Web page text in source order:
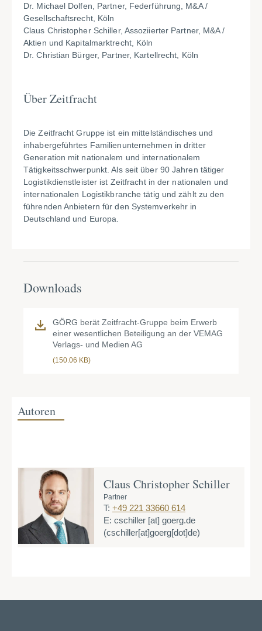
Dr. Michael Dolfen, Partner, Federführung, M&A /
Gesellschaftsrecht, Köln
Claus Christopher Schiller, Assoziierter Partner, M&A /
Aktien und Kapitalmarktrecht, Köln
Dr. Christian Bürger, Partner, Kartellrecht, Köln
Über Zeitfracht
Die Zeitfracht Gruppe ist ein mittelständisches und
inhabergeführtes Familienunternehmen in dritter
Generation mit nationalem und internationalem
Tätigkeitsschwerpunkt. Als seit über 90 Jahren tätiger
Logistikdienstleister ist Zeitfracht in der nationalen und
internationalen Logistikbranche tätig und zählt zu den
führenden Anbietern für den Systemverkehr in
Deutschland und Europa.
Downloads
GÖRG berät Zeitfracht-Gruppe beim Erwerb
einer wesentlichen Beteiligung an der VEMAG
Verlags- und Medien AG
(150.06 KB)
Autoren
Claus Christopher Schiller
Partner
T: +49 221 33660 614
E: cschiller [at] goerg.de
(cschiller[at]goerg[dot]de)